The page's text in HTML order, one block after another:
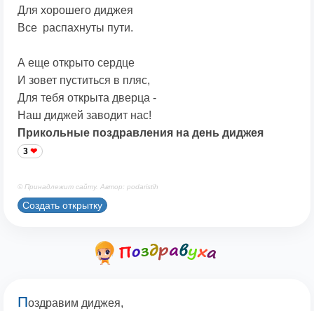
Для хорошего диджея
Все распахнуты пути.
А еще открыто сердце
И зовет пуститься в пляс,
Для тебя открыта дверца -
Наш диджей заводит нас!
Прикольные поздравления на день диджея
3
© Принадлежит сайту. Автор: podaristih
Создать открытку
Поздравим диджея,